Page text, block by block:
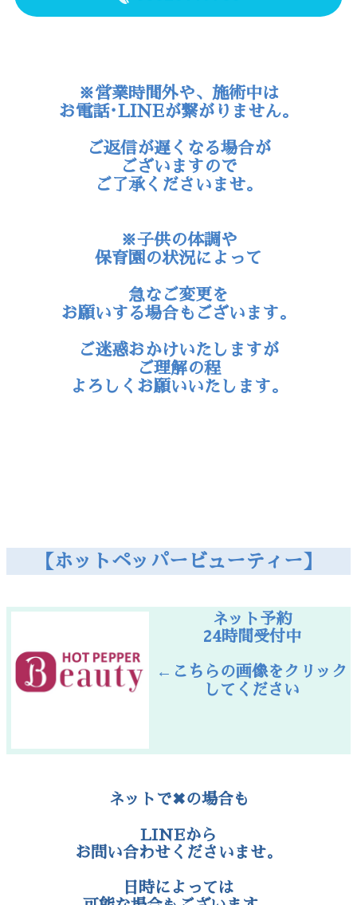
※営業時間外や、施術中は
お電話･LINEが繋がりません。
ご返信が遅くなる場合が
ございますので
ご了承くださいませ。
※子供の体調や
保育園の状況によって
急なご変更を
お願いする場合もございます。
ご迷惑おかけいたしますが
ご理解の程
よろしくお願いいたします。
【ホットペッパービューティー】
ネット予約
24時間受付中
←こちらの画像をクリック
してください
ネットで✖の場合も
LINEから
お問い合わせくださいませ。
日時によっては